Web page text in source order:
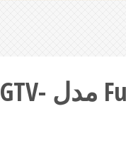
تلویزیون جی پلاس 43 اینچ Full HD مدل GTV-